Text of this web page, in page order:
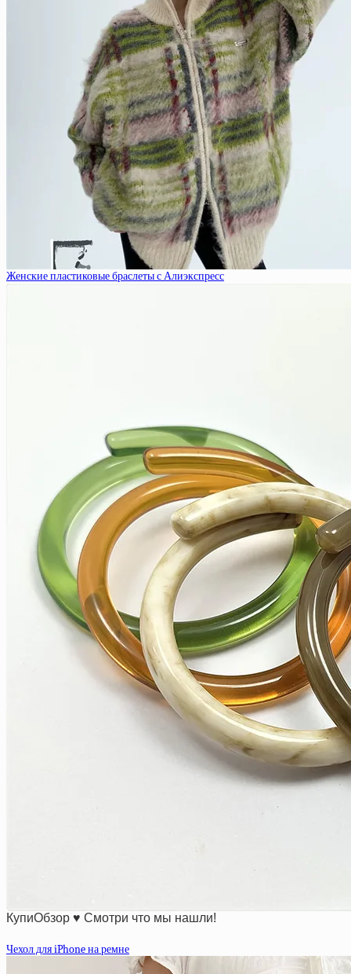
Женские пластиковые браслеты с Алиэкспресс
КупиОбзор ♥ Смотри что мы нашли!
Чехол для iPhone на ремне